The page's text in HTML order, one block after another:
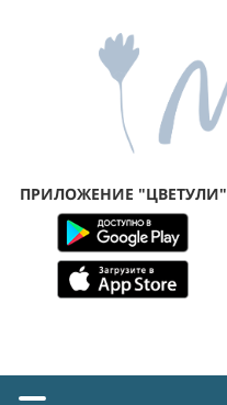
ПРИЛОЖЕНИЕ "ЦВЕТУЛИ"